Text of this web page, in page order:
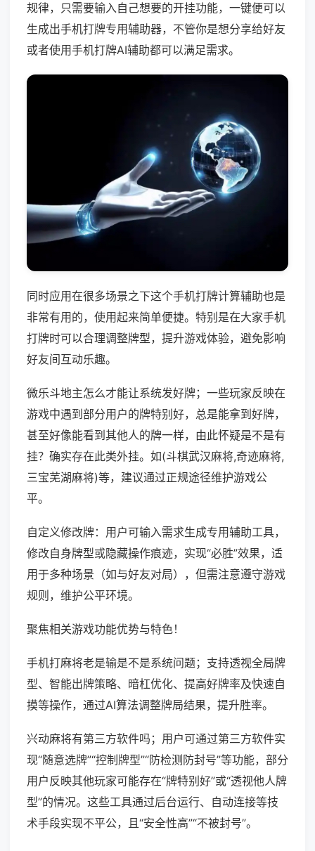
规律，只需要输入自己想要的开挂功能，一键便可以
生成出手机打牌专用辅助器，不管你是想分享给好友
或者使用手机打牌AI辅助都可以满足需求。
同时应用在很多场景之下这个手机打牌计算辅助也是
非常有用的，使用起来简单便捷。特别是在大家手机
打牌时可以合理调整牌型，提升游戏体验，避免影响
好友间互动乐趣。
微乐斗地主怎么才能让系统发好牌；一些玩家反映在
游戏中遇到部分用户的牌特别好，总是能拿到好牌，
甚至好像能看到其他人的牌一样，由此怀疑是不是有
挂？确实存在此类外挂。如(斗棋武汉麻将,奇迹麻将,
三宝芜湖麻将)等，建议通过正规途径维护游戏公
平。
自定义修改牌：用户可输入需求生成专用辅助工具，
修改自身牌型或隐藏操作痕迹，实现“必胜”效果，适
用于多种场景（如与好友对局），但需注意遵守游戏
规则，维护公平环境。
聚焦相关游戏功能优势与特色！
手机打麻将老是输是不是系统问题；支持透视全局牌
型、智能出牌策略、暗杠优化、提高好牌率及快速自
摸等操作，通过AI算法调整牌局结果，提升胜率。
兴动麻将有第三方软件吗；用户可通过第三方软件实
现“随意选牌”“控制牌型”“防检测防封号”等功能，部分
用户反映其他玩家可能存在“牌特别好”或“透视他人牌
型”的情况。这些工具通过后台运行、自动连接等技
术手段实现不平公，且“安全性高”“不被封号”。